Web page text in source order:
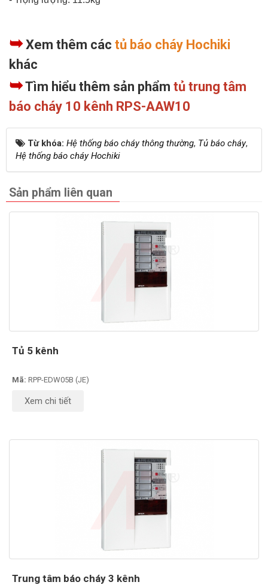
➥Xem thêm các tủ báo cháy Hochiki
khác
➥Tìm hiểu thêm sản phẩm tủ trung tâm
báo cháy 10 kênh RPS-AAW10
Từ khóa: Hệ thống báo cháy thông thường, Tủ báo cháy,
Hệ thống báo cháy Hochiki
Sản phẩm liên quan
Tủ 5 kênh
Mã: RPP-EDW05B (JE)
Xem chi tiết
Trung tâm báo cháy 3 kênh